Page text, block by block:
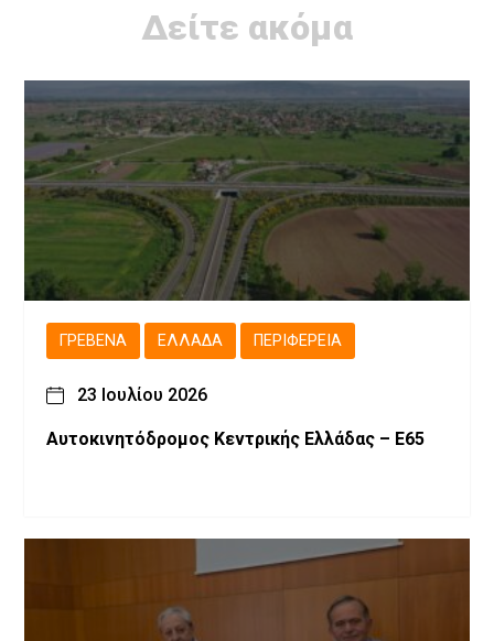
Δείτε ακόμα
ΓΡΕΒΕΝΆ ΕΛΛΆΔΑ ΠΕΡΙΦΈΡΕΙΑ
23 Ιουλίου 2026
Αυτοκινητόδρομος Κεντρικής Ελλάδας – Ε65